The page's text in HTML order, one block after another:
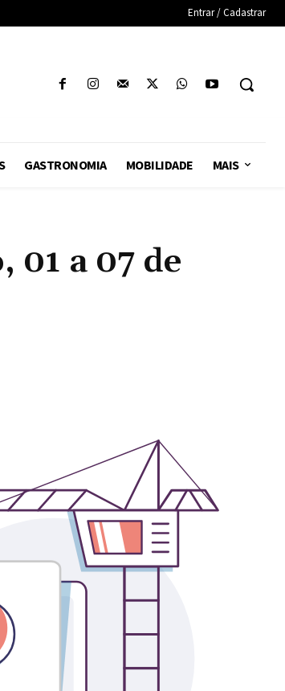
Entrar / Cadastrar
GASTRONOMIA MOBILIDADE MAIS
01 a 07 de